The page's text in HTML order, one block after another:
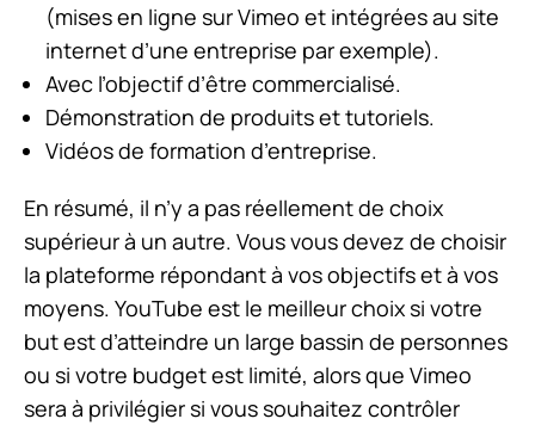
(mises en ligne sur Vimeo et intégrées au site
internet d’une entreprise par exemple).
Avec l’objectif d’être commercialisé.
Démonstration de produits et tutoriels.
Vidéos de formation d’entreprise.
En résumé, il n’y a pas réellement de choix
supérieur à un autre. Vous vous devez de choisir
la plateforme répondant à vos objectifs et à vos
moyens. YouTube est le meilleur choix si votre
but est d’atteindre un large bassin de personnes
ou si votre budget est limité, alors que Vimeo
sera à privilégier si vous souhaitez contrôler